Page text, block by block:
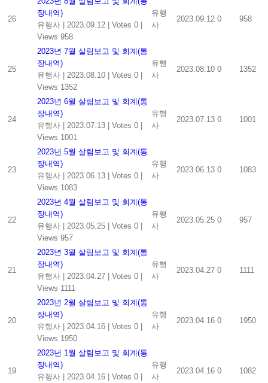
26
장내역)
유행사 | 2023.09.12 | Votes 0 |
Views 958
유행
사
2023.09.12 0 958
25
2023년 7월 살림보고 및 회계(통
장내역)
유행사 | 2023.08.10 | Votes 0 |
Views 1352
유행
사
2023.08.10 0 1352
24
2023년 6월 살림보고 및 회계(통
장내역)
유행사 | 2023.07.13 | Votes 0 |
Views 1001
유행
사
2023.07.13 0 1001
23
2023년 5월 살림보고 및 회계(통
장내역)
유행사 | 2023.06.13 | Votes 0 |
Views 1083
유행
사
2023.06.13 0 1083
22
2023년 4월 살림보고 및 회계(통
장내역)
유행사 | 2023.05.25 | Votes 0 |
Views 957
유행
사
2023.05.25 0 957
21
2023년 3월 살림보고 및 회계(통
장내역)
유행사 | 2023.04.27 | Votes 0 |
Views 1111
유행
사
2023.04.27 0 1111
20
2023년 2월 살림보고 및 회계(통
장내역)
유행사 | 2023.04.16 | Votes 0 |
Views 1950
유행
사
2023.04.16 0 1950
19
2023년 1월 살림보고 및 회계(통
장내역)
유행사 | 2023.04.16 | Votes 0 |
유행
사
2023.04.16 0 1082